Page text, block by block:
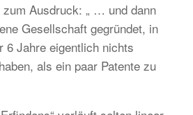
zum Ausdruck: „ … und dann
Gesellschaft gegründet, in
6 Jahre eigentlich nichts
als ein paar Patente zu